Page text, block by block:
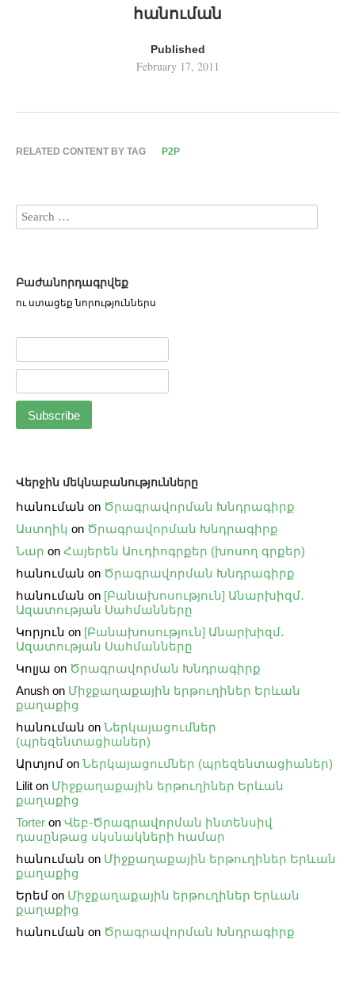
հանուման
Published
February 17, 2011
RELATED CONTENT BY TAG P2P
Բաժանորդագրվեք
ու ստացեք նորություններս
Վերջին մեկնաբանությունները
հանուման on Ծրագրավորման Խնդրագիրք
Աստղիկ on Ծրագրավորման Խնդրագիրք
Նար on Հայերեն Աուդիոգրքեր (խոսող գրքեր)
հանուման on Ծրագրավորման Խնդրագիրք
հանուման on [Բանախոսություն] Անարխիզմ․
Ազատության Սահմանները
Կորյուն on [Բանախոսություն] Անարխիզմ․
Ազատության Սահմանները
Կոլյա on Ծրագրավորման Խնդրագիրք
Anush on Միջքաղաքային երթուղիներ Երևան
քաղաքից
հանուման on Ներկայացումներ
(պրեզենտացիաներ)
Արտյոմ on Ներկայացումներ (պրեզենտացիաներ)
Lilit on Միջքաղաքային երթուղիներ Երևան
քաղաքից
Torter on Վեբ֊Ծրագրավորման ինտենսիվ
դասընթաց սկսնակների համար
հանուման on Միջքաղաքային երթուղիներ Երևան
քաղաքից
Երեմ on Միջքաղաքային երթուղիներ Երևան
քաղաքից
հանուման on Ծրագրավորման Խնդրագիրք